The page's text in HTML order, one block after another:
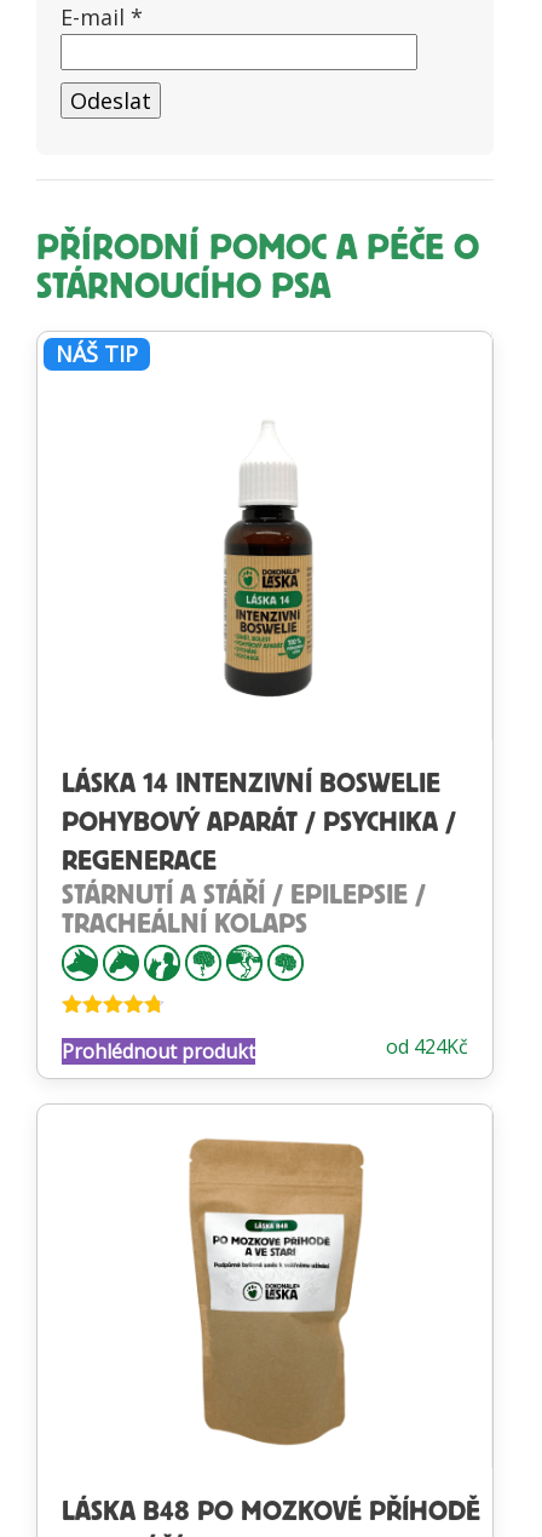
E-mail *
PŘÍRODNÍ POMOC A PÉČE O
STÁRNOUCÍHO PSA
NÁŠ TIP
LÁSKA 14 INTENZIVNÍ BOSWELIE
POHYBOVÝ APARÁT / PSYCHIKA /
REGENERACE
STÁRNUTÍ A STÁŘÍ / EPILEPSIE /
TRACHEÁLNÍ KOLAPS
4.68z 5 od 424Kč
Prohlédnout produkt
LÁSKA B48 PO MOZKOVÉ PŘÍHODĚ